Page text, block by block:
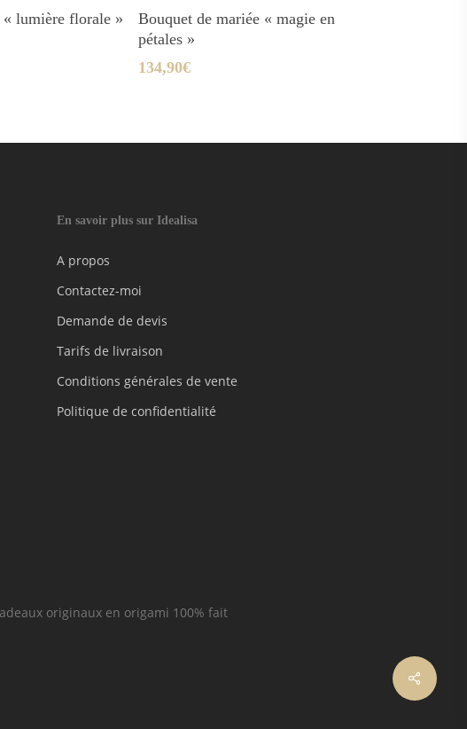
« lumière florale »
Ajouter Au Panier
Bouquet de mariée « magie en
pétales »
134,90€
En savoir plus sur Idealisa
A propos
Contactez-moi
Demande de devis
Tarifs de livraison
Conditions générales de vente
Politique de confidentialité
originaux en origami 100% fait